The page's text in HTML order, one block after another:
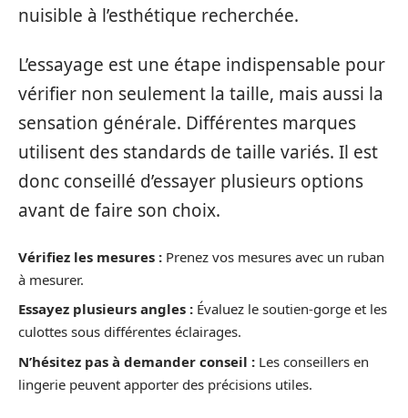
nuisible à l’esthétique recherchée.
L’essayage est une étape indispensable pour
vérifier non seulement la taille, mais aussi la
sensation générale. Différentes marques
utilisent des standards de taille variés. Il est
donc conseillé d’essayer plusieurs options
avant de faire son choix.
Vérifiez les mesures : Prenez vos mesures avec un ruban
à mesurer.
Essayez plusieurs angles : Évaluez le soutien-gorge et les
culottes sous différentes éclairages.
N’hésitez pas à demander conseil : Les conseillers en
lingerie peuvent apporter des précisions utiles.